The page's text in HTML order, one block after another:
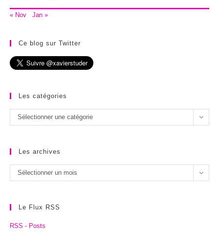
« Nov Jan »
Ce blog sur Twitter
Les catégories
Les
catégories
Sélectionner une catégorie
Les archives
Les
archives
Sélectionner un mois
Le Flux RSS
RSS - Posts